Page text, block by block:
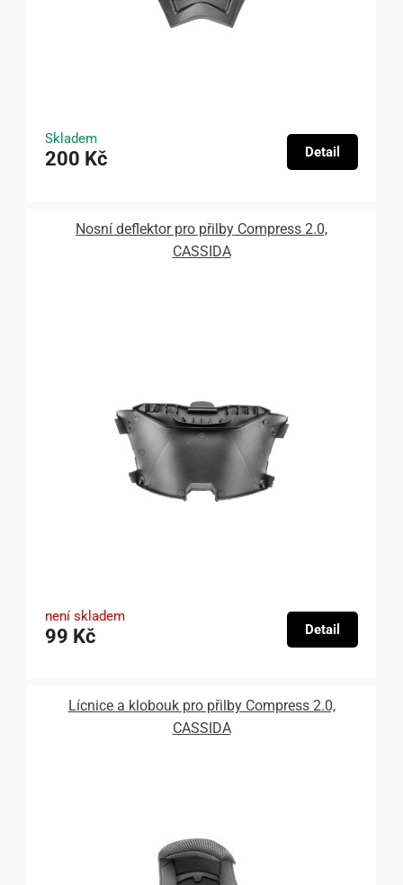
Skladem
200 Kč Detail
Nosní deflektor pro přilby Compress 2.0,
CASSIDA
není skladem
99 Kč Detail
Lícnice a klobouk pro přilby Compress 2.0,
CASSIDA